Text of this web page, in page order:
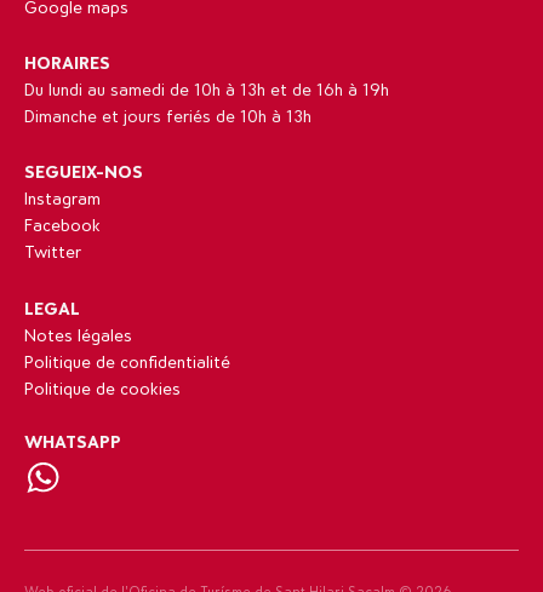
Google maps
HORAIRES
Du lundi au samedi de 10h à 13h et de 16h à 19h
Dimanche et jours feriés de 10h à 13h
SEGUEIX-NOS
Instagram
Facebook
Twitter
LEGAL
Notes légales
Politique de confidentialité
Politique de cookies
WHATSAPP